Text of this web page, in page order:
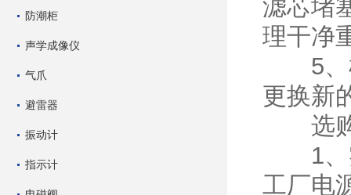
防潮柜
声学成像仪
气爪
避雷器
振动计
指示计
滤芯堵
理干净
5、检
更换新
选购
1、实
工厂电